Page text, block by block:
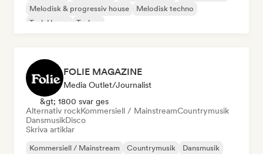
Melodisk & progressiv house
Melodisk techno
Tech House
Techno
FOLIE MAGAZINE
Media Outlet/Journalist
&gt; 1800 svar ges
Alternativ rockKommersiell / MainstreamCountrymusik
DansmusikDisco
Skriva artiklar
Kommersiell / Mainstream Countrymusik
Dansmusik